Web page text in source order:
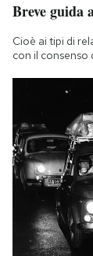
Breve guida
Cioè ai tipi di
con il